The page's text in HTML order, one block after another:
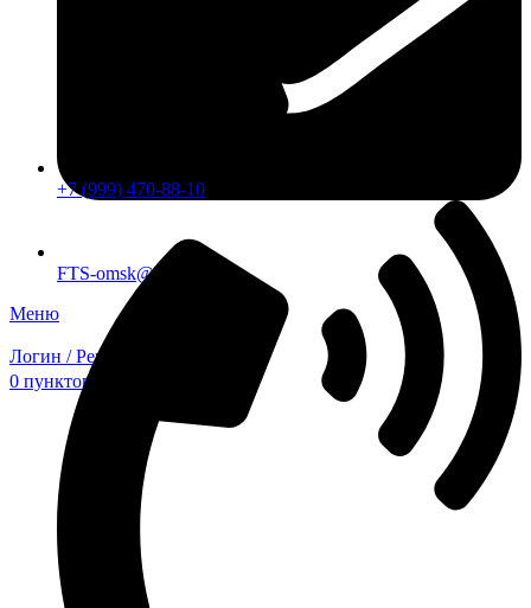
FTS-omsk@mail.ru
Меню
Логин / Регистрация
0 пунктов
+7 (999) 470-88-10